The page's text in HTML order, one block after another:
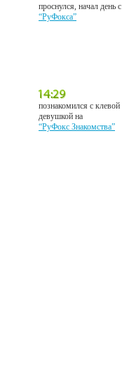
проснулся, начал день с
“РуФокса”
познакомился с клевой
девушкой на
“РуФокс Знакомства”